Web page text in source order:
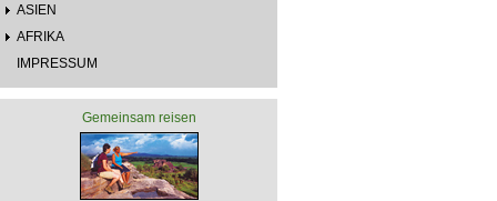
ASIEN
AFRIKA
IMPRESSUM
Gemeinsam reisen